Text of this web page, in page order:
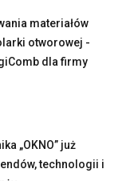
materiałów
otworowej -
dla firmy
„OKNO” już
technologii i